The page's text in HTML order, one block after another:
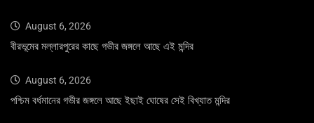
August 6, 2026
বীরভূমের মল্লারপুরের কাছে গভীর জঙ্গলে আছে এই মন্দির
August 6, 2026
পশ্চিম বর্ধমানের গভীর জঙ্গলে আছে ইছাই ঘোষের সেই বিখ্যাত মন্দির